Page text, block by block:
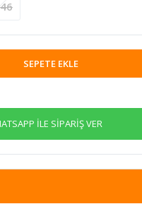
46
SEPETE EKLE
İLE SİPARİŞ VER